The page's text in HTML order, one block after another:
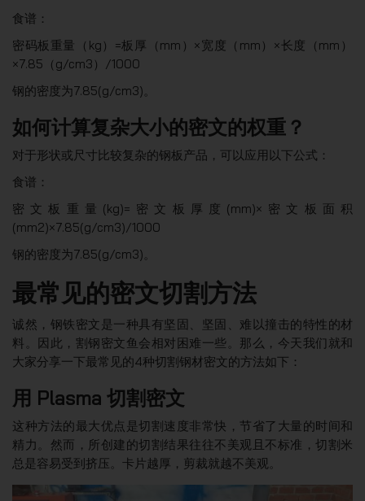
食谱：
密码板重量（kg）=板厚（mm）×宽度（mm）×长度（mm）
×7.85（g/cm3）/1000
钢的密度为7.85(g/cm3)。
如何计算复杂大小的密文的权重？
对于形状或尺寸比较复杂的钢板产品，可以应用以下公式：
食谱：
密文板重量(kg)=密文板厚度(mm)×密文板面积
(mm2)×7.85(g/cm3)/1000
钢的密度为7.85(g/cm3)。
最常见的密文切割方法
诚然，钢铁密文是一种具有坚固、坚固、难以撞击的特性的材
料。因此，割钢密文鱼会相对困难一些。那么，今天我们就和
大家分享一下最常见的4种切割钢材密文的方法如下：
用 Plasma 切割密文
这种方法的最大优点是切割速度非常快，节省了大量的时间和
精力。然而，所创建的切割结果往往不美观且不标准，切割米
总是容易受到挤压。卡片越厚，剪裁就越不美观。